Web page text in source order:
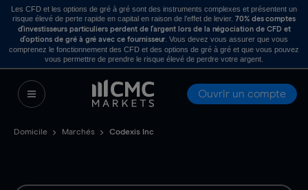
Les CFD et les options de gré à gré sont des instruments complexes et présentent un
risque élevé de perte rapide en capital en raison de l’effet de levier. 70% des comptes
d’investisseurs particuliers perdent de l’argent lors de la négociation de CFD et
d’options de gré à gré avec ce fournisseur . Vous devez vous assurer que vous
comprenez le fonctionnement des CFD et des options de gré à gré et que vous pouvez
vous permettre de prendre le risque élevé de perdre votre argent.
Ouvrir un compte
Domicile Marchés Codexis Inc